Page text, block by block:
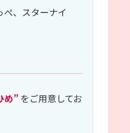
、スターナイ
め”をご用意してお